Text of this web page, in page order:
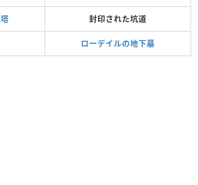
封印された坑道
ローデイルの地下墓